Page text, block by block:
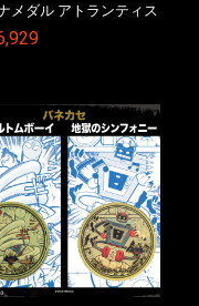
メダル アトランティス
バー VS.ネックカット
ル(非売品)付